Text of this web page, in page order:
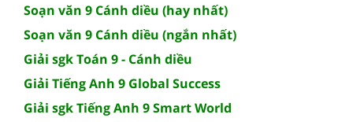
Soạn văn 9 Cánh diều (hay nhất)
Soạn văn 9 Cánh diều (ngắn nhất)
Giải sgk Toán 9 - Cánh diều
Giải Tiếng Anh 9 Global Success
Giải sgk Tiếng Anh 9 Smart World